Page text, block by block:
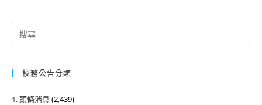
Search
for:
校務公告分類
1. 頭條消息 (2,439)